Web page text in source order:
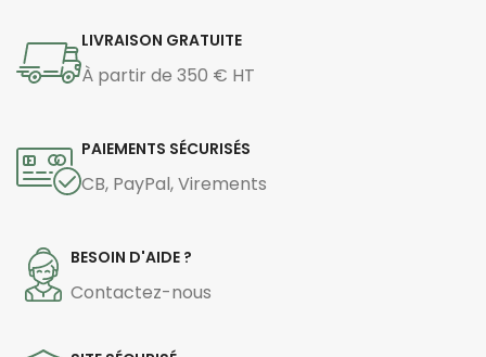
LIVRAISON GRATUITE
À partir de 350 € HT
PAIEMENTS SÉCURISÉS
CB, PayPal, Virements
BESOIN D'AIDE ?
Contactez-nous